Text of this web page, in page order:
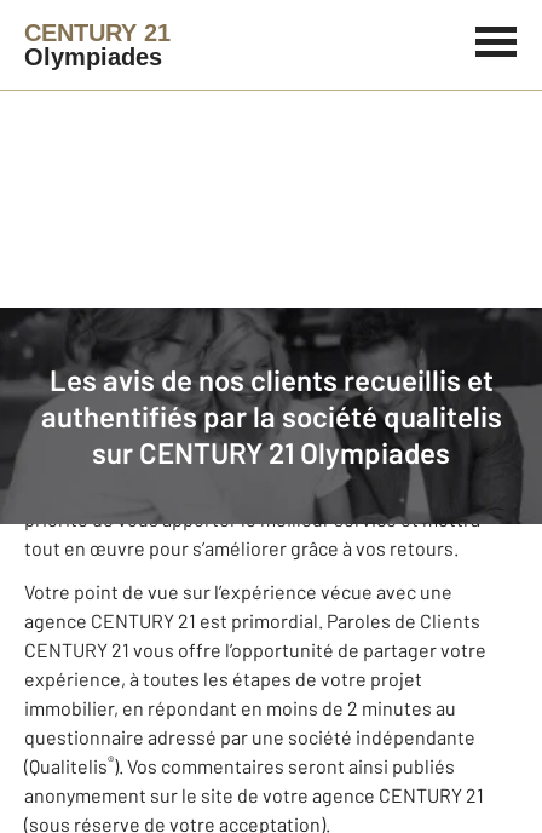
CENTURY 21
Olympiades
Les avis de nos clients recueillis et
authentifiés par la société qualitelis
sur CENTURY 21 Olympiades
Agence immobilière Avis de nos clients
CENTURY 21 Olympiades: nos clients
donnent leurs avis
Notre agence CENTURY 21 Olympiades s’est fixée comme
priorité de vous apporter le meilleur service et mettra
tout en œuvre pour s’améliorer grâce à vos retours.
Votre point de vue sur l’expérience vécue avec une
agence CENTURY 21 est primordial. Paroles de Clients
CENTURY 21 vous offre l’opportunité de partager votre
expérience, à toutes les étapes de votre projet
immobilier, en répondant en moins de 2 minutes au
questionnaire adressé par une société indépendante
(Qualitelis®). Vos commentaires seront ainsi publiés
anonymement sur le site de votre agence CENTURY 21
(sous réserve de votre acceptation).